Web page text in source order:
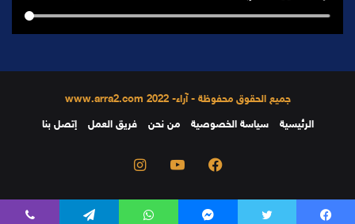
جميع الحقوق محفوظة - آراء- 2022 www.arra2.com
الرئيسية
سياسة الخصوصية من نحن فريق العمل إتصل بنا
فيسبوك يوتيوب